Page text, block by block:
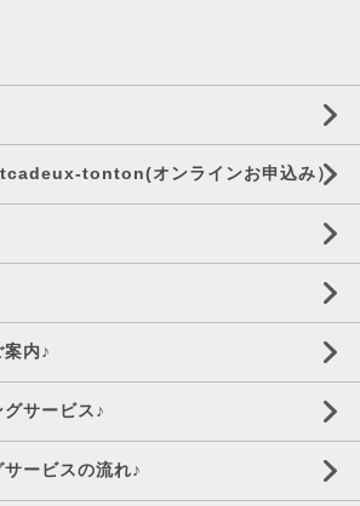
tonton(オンラインお申込み）
内♪
サービス♪
ービスの流れ♪